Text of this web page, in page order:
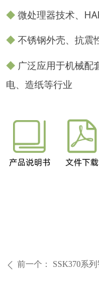
◆微处理器技术、
◆不锈钢外壳、抗震
◆ 广泛应用于机械配
电、造纸等行业
ꄴ 前一个： SSK370系